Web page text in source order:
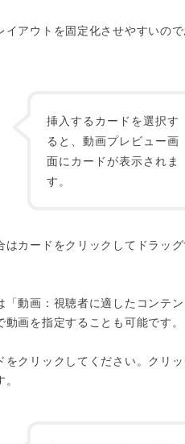
イアウトを固定化させやすいの
挿入するカードを選択す
ると、動画プレビュー画
面にカードが表示されま
す。
はカードをクリックしてドラッ
動画：視聴者に適したコンテン
画を指定することも可能です。
クリックしてください。クリ